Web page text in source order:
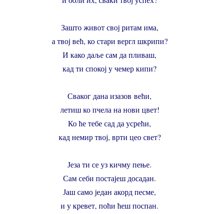
Зашто живот свој ритам има,
а твој већ, ко стари вергл шкрипи?
И како даље сам да пливаш,
кад ти спокој у чемер кипи?
Сваког дана изазов већи,
летиш ко пчела на нови цвет!
Ко ће тебе сад да усрећи,
кад немир твој, врти цео свет?
Језа ти се уз кичму пење.
Сам себи постајеш досадан.
Јаш само један акорд песме,
и у кревет, поћи ћеш поспан.